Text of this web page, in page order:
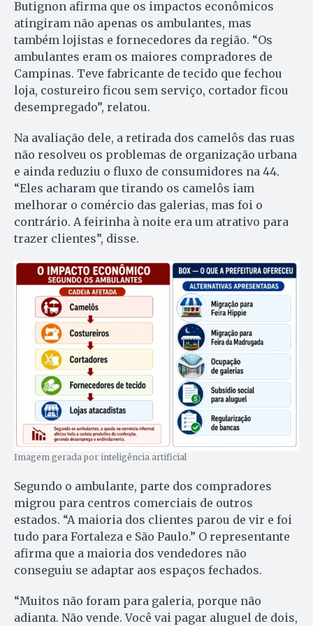
Butignon afirma que os impactos econômicos
atingiram não apenas os ambulantes, mas
também lojistas e fornecedores da região. “Os
ambulantes eram os maiores compradores de
Campinas. Teve fabricante de tecido que fechou
loja, costureiro ficou sem serviço, cortador ficou
desempregado”, relatou.
Na avaliação dele, a retirada dos camelôs das ruas
não resolveu os problemas de organização urbana
e ainda reduziu o fluxo de consumidores na 44.
“Eles acharam que tirando os camelôs iam
melhorar o comércio das galerias, mas foi o
contrário. A feirinha à noite era um atrativo para
trazer clientes”, disse.
Imagem gerada por inteligência artificial
Segundo o ambulante, parte dos compradores
migrou para centros comerciais de outros
estados. “A maioria dos clientes parou de vir e foi
tudo para Fortaleza e São Paulo.” O representante
afirma que a maioria dos vendedores não
conseguiu se adaptar aos espaços fechados.
“Muitos não foram para galeria, porque não
adianta. Não vende. Você vai pagar aluguel de dois,